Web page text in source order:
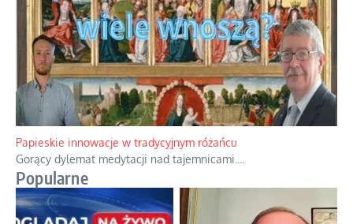
Kamienie i siekiery przeciw czołgom
Gorzka analityka decyzji warszawskich dowódców.